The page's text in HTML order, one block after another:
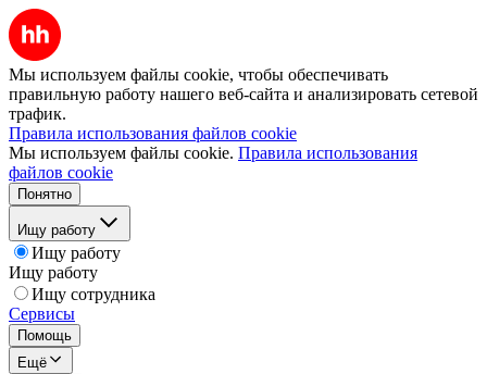
Мы используем файлы cookie, чтобы обеспечивать
правильную работу нашего веб-сайта и анализировать сетевой
трафик.
Правила использования файлов cookie
Мы используем файлы cookie. Правила использования
файлов cookie
Понятно
Ищу работу
Ищу работу
Ищу работу
Ищу сотрудника
Сервисы
Помощь
Ещё